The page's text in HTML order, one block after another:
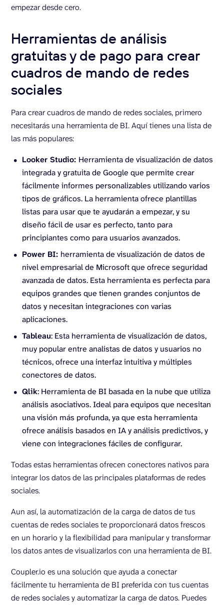
empezar desde cero.
Herramientas de análisis
gratuitas y de pago para crear
cuadros de mando de redes
sociales
Para crear cuadros de mando de redes sociales, primero
necesitarás una herramienta de BI. Aquí tienes una lista de
las más populares:
Looker Studio: Herramienta de visualización de datos
integrada y gratuita de Google que permite crear
fácilmente informes personalizables utilizando varios
tipos de gráficos. La herramienta ofrece plantillas
listas para usar que te ayudarán a empezar, y su
diseño fácil de usar es perfecto, tanto para
principiantes como para usuarios avanzados.
Power BI: herramienta de visualización de datos de
nivel empresarial de Microsoft que ofrece seguridad
avanzada de datos. Esta herramienta es perfecta para
equipos grandes que tienen grandes conjuntos de
datos y necesitan integraciones con varias
aplicaciones.
Tableau: Esta herramienta de visualización de datos,
muy popular entre analistas de datos y usuarios no
técnicos, ofrece una interfaz intuitiva y múltiples
conectores de datos.
Qlik: Herramienta de BI basada en la nube que utiliza
análisis asociativos. Ideal para equipos que necesitan
una visión más profunda, ya que esta herramienta
ofrece análisis basados en IA y análisis predictivos, y
viene con integraciones fáciles de configurar.
Todas estas herramientas ofrecen conectores nativos para
integrar los datos de las principales plataformas de redes
sociales.
Aun así, la automatización de la carga de datos de tus
cuentas de redes sociales te proporcionará datos frescos
en un horario y la flexibilidad para manipular y transformar
los datos antes de visualizarlos con una herramienta de BI.
Coupler.io es una solución que ayuda a conectar
fácilmente tu herramienta de BI preferida con tus cuentas
de redes sociales y automatizar la carga de datos. Puedes